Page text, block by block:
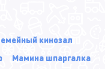
кинозал
Мамина шпаргалка